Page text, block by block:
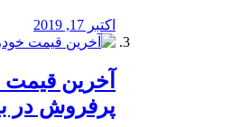
اکتبر 17, 2019
آخرین
پرفروش در